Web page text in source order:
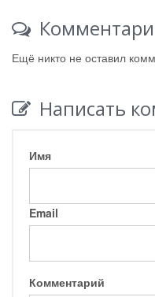
Ещё никто не оставил
Написать
Имя
Email
Комментарий